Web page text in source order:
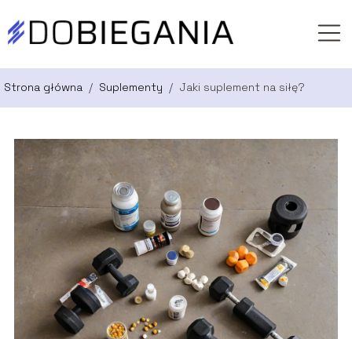
Strona główna / Suplementy / Jaki suplement na siłę?